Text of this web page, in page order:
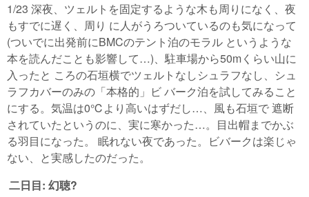
1/23 深夜、ツェルトを固定するような木も周りになく、夜
もすでに遅く、周り に人がうろついているのも気になって
(ついでに出発前にBMCのテント泊のモラル というような
本を読んだことも影響して…)、駐車場から50mくらい山に
入ったと ころの石垣横でツェルトなしシュラフなし、シュ
ラフカバーのみの「本格的」ビ バーク泊を試してみること
にする。気温は0℃より高いはずだし…、風も石垣で 遮断
されていたというのに、実に寒かった…。目出帽までかぶ
る羽目になった。 眠れない夜であった。ビバークは楽じゃ
ない、と実感したのだった。
二日目: 幻聴?